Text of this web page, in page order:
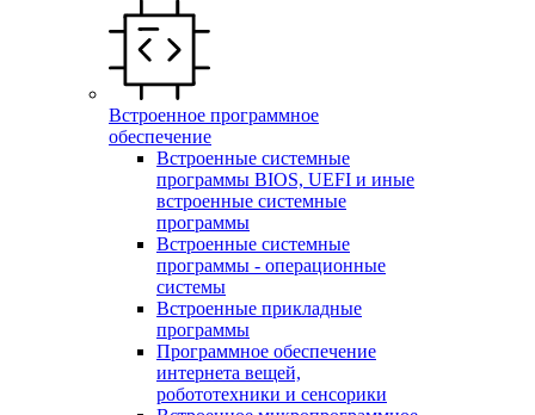
Встроенное программное
обеспечение
Встроенные системные
программы BIOS, UEFI и иные
встроенные системные
программы
Встроенные системные
программы - операционные
системы
Встроенные прикладные
программы
Программное обеспечение
интернета вещей,
робототехники и сенсорики